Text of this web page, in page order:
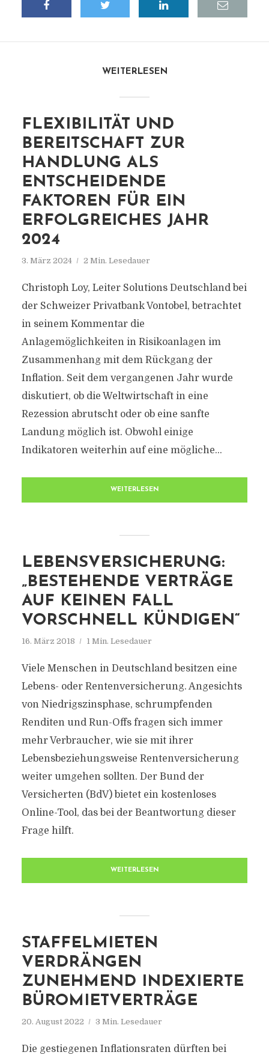
WEITERLESEN
FLEXIBILITÄT UND
BEREITSCHAFT ZUR
HANDLUNG ALS
ENTSCHEIDENDE
FAKTOREN FÜR EIN
ERFOLGREICHES JAHR
2024
3. März 2024 2 Min. Lesedauer
Christoph Loy, Leiter Solutions Deutschland bei
der Schweizer Privatbank Vontobel, betrachtet
in seinem Kommentar die
Anlagemöglichkeiten in Risikoanlagen im
Zusammenhang mit dem Rückgang der
Inflation. Seit dem vergangenen Jahr wurde
diskutiert, ob die Weltwirtschaft in eine
Rezession abrutscht oder ob eine sanfte
Landung möglich ist. Obwohl einige
Indikatoren weiterhin auf eine mögliche...
WEITERLESEN
LEBENSVERSICHERUNG:
„BESTEHENDE VERTRÄGE
AUF KEINEN FALL
VORSCHNELL KÜNDIGEN“
16. März 2018 1 Min. Lesedauer
Viele Menschen in Deutschland besitzen eine
Lebens- oder Rentenversicherung. Angesichts
von Niedrigszinsphase, schrumpfenden
Renditen und Run-Offs fragen sich immer
mehr Verbraucher, wie sie mit ihrer
Lebensbeziehungsweise Rentenversicherung
weiter umgehen sollten. Der Bund der
Versicherten (BdV) bietet ein kostenloses
Online-Tool, das bei der Beantwortung dieser
Frage hilft.
WEITERLESEN
STAFFELMIETEN
VERDRÄNGEN
ZUNEHMEND INDEXIERTE
BÜROMIETVERTRÄGE
20. August 2022 3 Min. Lesedauer
Die gestiegenen Inflationsraten dürften bei